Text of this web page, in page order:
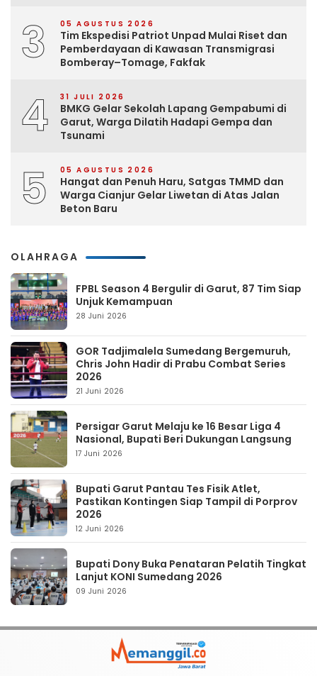
3 05 AGUSTUS 2026
Tim Ekspedisi Patriot Unpad Mulai Riset dan
Pemberdayaan di Kawasan Transmigrasi
Bomberay–Tomage, Fakfak
4 31 JULI 2026
BMKG Gelar Sekolah Lapang Gempabumi di
Garut, Warga Dilatih Hadapi Gempa dan
Tsunami
5 05 AGUSTUS 2026
Hangat dan Penuh Haru, Satgas TMMD dan
Warga Cianjur Gelar Liwetan di Atas Jalan
Beton Baru
OLAHRAGA
FPBL Season 4 Bergulir di Garut, 87 Tim Siap
Unjuk Kemampuan
28 Juni 2026
GOR Tadjimalela Sumedang Bergemuruh,
Chris John Hadir di Prabu Combat Series
2026
21 Juni 2026
Persigar Garut Melaju ke 16 Besar Liga 4
Nasional, Bupati Beri Dukungan Langsung
17 Juni 2026
Bupati Garut Pantau Tes Fisik Atlet,
Pastikan Kontingen Siap Tampil di Porprov
2026
12 Juni 2026
Bupati Dony Buka Penataran Pelatih Tingkat
Lanjut KONI Sumedang 2026
09 Juni 2026